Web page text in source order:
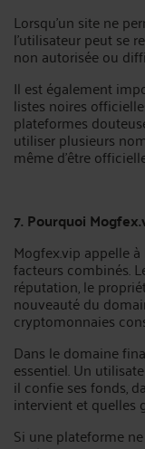
Lorsqu’un site ne
l’utilisateur peut se
non autorisée ou
Il est également
listes noires
plateformes
utiliser plusieurs
même d’être
7. Pourquoi
Mogfex.vip appelle
facteurs combinés.
réputation, le
nouveauté du
cryptomonnaies
Dans le domaine
essentiel. Un
il confie ses fonds,
intervient et quelles
Si une plateforme